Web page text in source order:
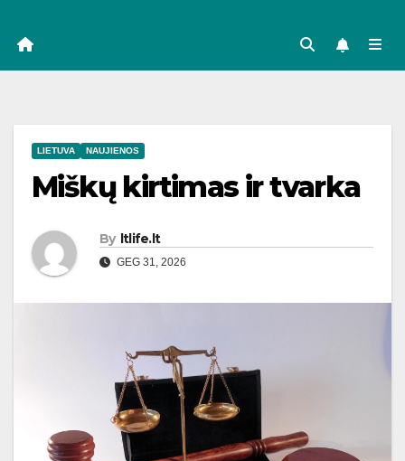
LIETUVA NAUJIENOS
Miškų kirtimas ir tvarka
By ltlife.lt
GEG 31, 2026